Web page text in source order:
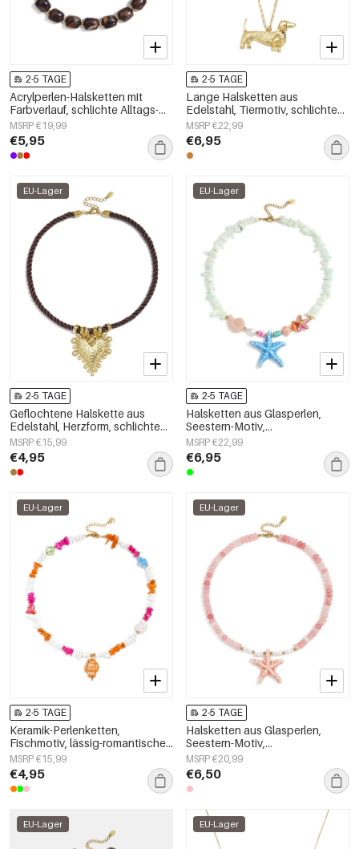
2-5 TAGE
Acrylperlen-Halsketten mit
Farbverlauf, schlichte Alltags-
Serie, Damenschmuck
MSRP €19,99
€5,95
2-5 TAGE
Lange Halsketten aus
Edelstahl, Tiermotiv, schlichte
Alltags-Serie, Damenschmuck
MSRP €22,99
€6,95
EU-Lager
2-5 TAGE
Geflochtene Halskette aus
Edelstahl, Herzform, schlichte
Alltags-Serie, Damenschmuck
MSRP €15,99
€4,95
EU-Lager
2-5 TAGE
Halsketten aus Glasperlen,
Seestern-Motiv,
Urlaubs-/Strand-Romantik-Serie,
Damenschmuck
MSRP €22,99
€6,95
EU-Lager
2-5 TAGE
Keramik-Perlenketten,
Fischmotiv, lässig-romantische
Serie, Damenschmuck
MSRP €15,99
€4,95
EU-Lager
2-5 TAGE
Halsketten aus Glasperlen,
Seestern-Motiv,
Urlaubs-/Strand-Romantik-Serie,
Damenschmuck
MSRP €20,99
€6,50
EU-Lager EU-Lager